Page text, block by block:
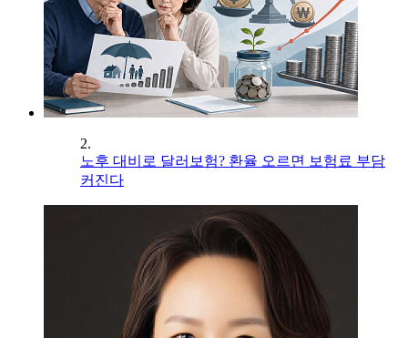
2.
노후 대비로 달러보험? 환율 오르면 보험료 부담
커진다